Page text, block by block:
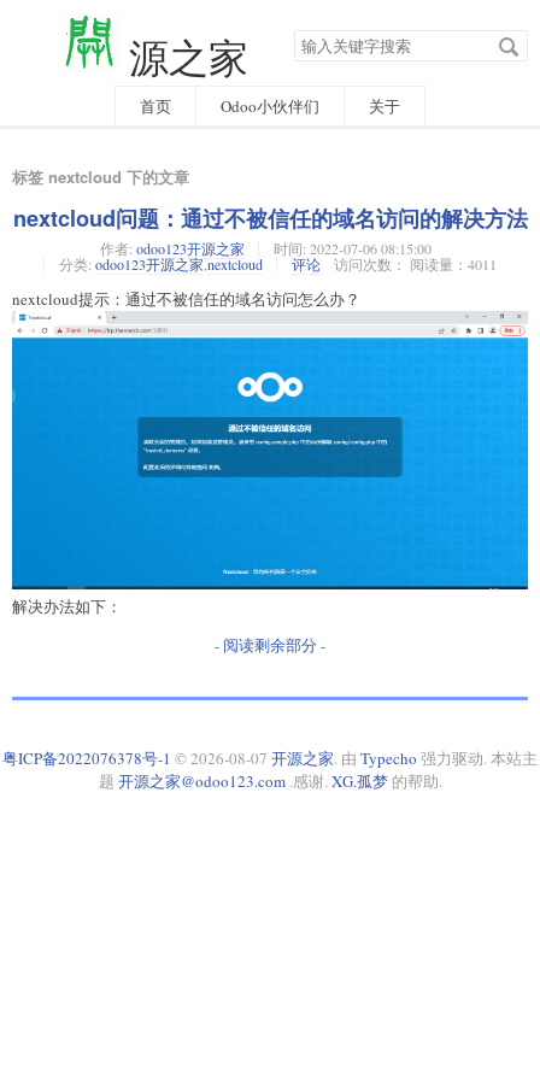
源之家 搜
索
字
首页 Odoo小伙伴们 关于
标签 nextcloud 下的文章
nextcloud问题：通过不被信任的域名访问的解决方法
作者: odoo123开源之家 时间: 2022-07-06 08:15:00
分类: odoo123开源之家 nextcloud 评论 访问次数： 阅读量：4011
nextcloud提示：通过不被信任的域名访问怎么办？
解决办法如下：
- 阅读剩余部分 -
粤ICP备2022076378号-1 © 2026-08-07 开源之家. 由 Typecho 强力驱动. 本站主
题 开源之家@odoo123.com.感谢. XG.孤梦的帮助.